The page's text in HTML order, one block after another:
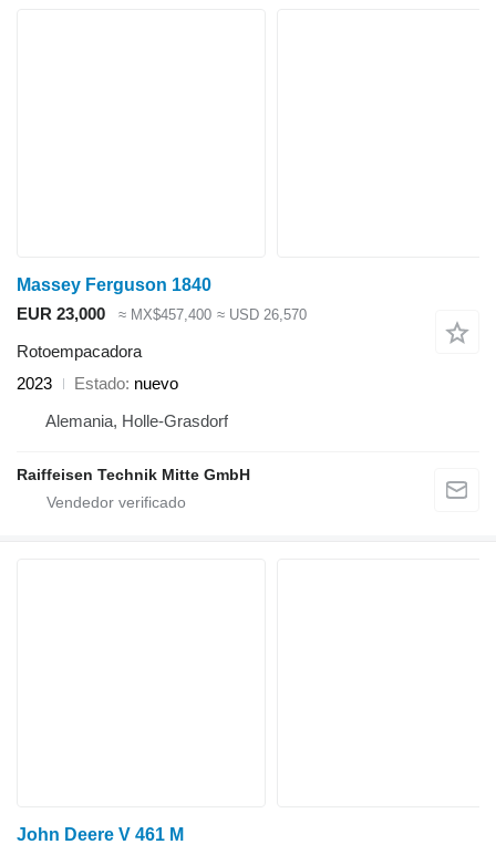
Massey Ferguson 1840
EUR 23,000
≈ MX$457,400 ≈ USD 26,570
Rotoempacadora
2023
Estado nuevo
Alemania, Holle-Grasdorf
Raiffeisen Technik Mitte GmbH
John Deere V 461 M